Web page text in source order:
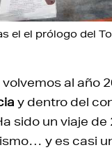
el el prólogo del
al año
y dentro del
sido un viaje
y es casi